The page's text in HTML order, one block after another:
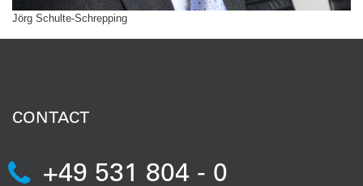
Jörg Schulte-Schrepping
CONTACT
+49 531 804 - 0